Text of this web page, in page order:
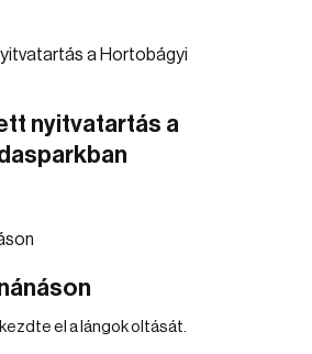
nyitvatartás a
el a lángok oltását.